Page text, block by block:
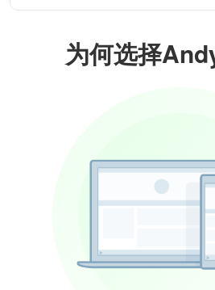
为何选择